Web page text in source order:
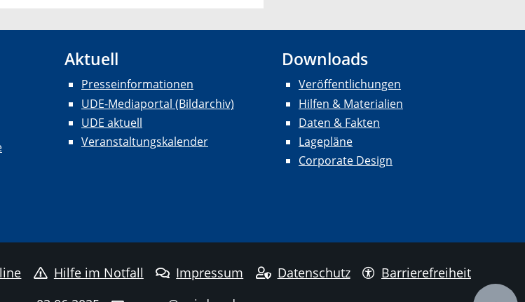
Aktuell
Presseinformationen
UDE-Mediaportal (Bildarchiv)
UDE aktuell
Veranstaltungskalender
Downloads
Veröffentlichungen
Hilfen & Materialien
Daten & Fakten
Lagepläne
Corporate Design
Hilfe im Notfall Impressum Datenschutz
Barrierefreiheit